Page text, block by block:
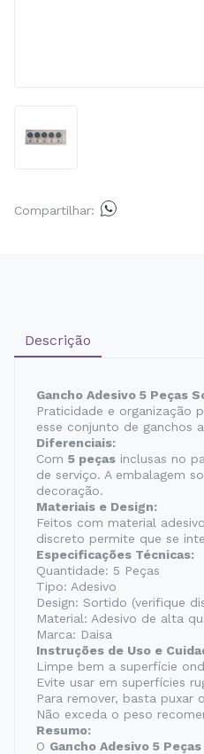
Compartilhar:
Descrição
Gancho Adesivo 5 Peças
Praticidade e organização
esse conjunto de ganchos
Diferenciais:
Com 5 peças inclusas no
de serviço. A embalagem
decoração.
Materiais e Design:
Feitos com material
discreto permite que se
Especificações Técnicas:
Quantidade: 5 Peças
Tipo: Adesivo
Design: Sortido (verifique
Material: Adesivo de alta
Marca: Daisa
Instruções de Uso e
Limpe bem a superfície
Evite usar em superfícies
Para remover, basta puxar
Não exceda o peso
Resumo:
O Gancho Adesivo 5